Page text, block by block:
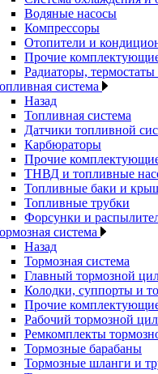
Водяные насосы
Компрессоры
Отопители и
Прочие
Радиаторы,
система
Назад
Топливная система
Датчики топливной
Карбюраторы
Прочие
ТНВД и топливные
Топливные баки и
Топливные трубки
Форсунки и
система
Назад
Тормозная система
Главный тормозной
Колодки, суппорты и
Прочие
Рабочий тормозной
Ремкомплекты
Тормозные барабаны
Тормозные шланги и